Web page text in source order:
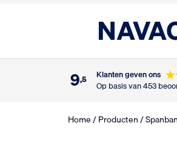
9,5
Klanten geven ons
Op basis van 453
Home/Producten/